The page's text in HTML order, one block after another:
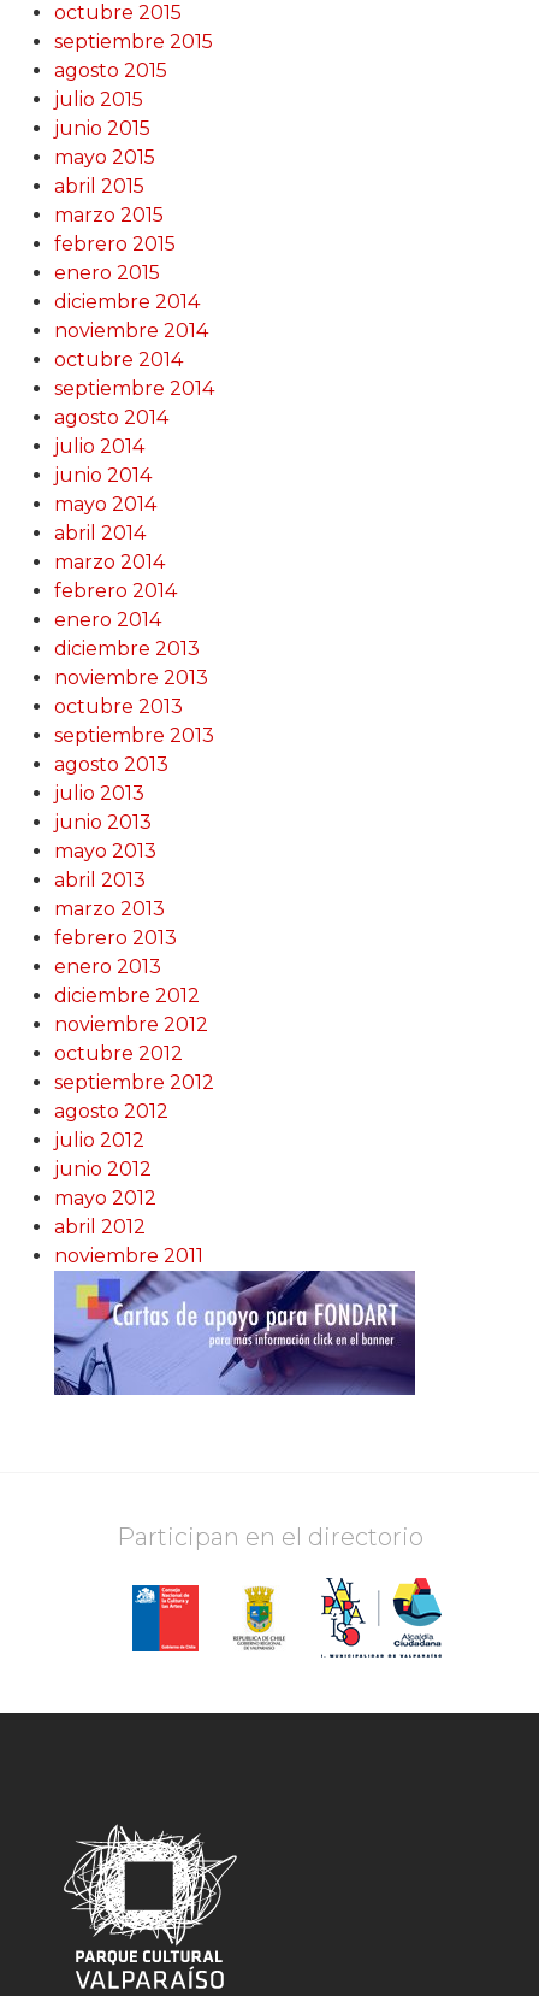
octubre 2015
septiembre 2015
agosto 2015
julio 2015
junio 2015
mayo 2015
abril 2015
marzo 2015
febrero 2015
enero 2015
diciembre 2014
noviembre 2014
octubre 2014
septiembre 2014
agosto 2014
julio 2014
junio 2014
mayo 2014
abril 2014
marzo 2014
febrero 2014
enero 2014
diciembre 2013
noviembre 2013
octubre 2013
septiembre 2013
agosto 2013
julio 2013
junio 2013
mayo 2013
abril 2013
marzo 2013
febrero 2013
enero 2013
diciembre 2012
noviembre 2012
octubre 2012
septiembre 2012
agosto 2012
julio 2012
junio 2012
mayo 2012
abril 2012
noviembre 2011
Participan en el directorio